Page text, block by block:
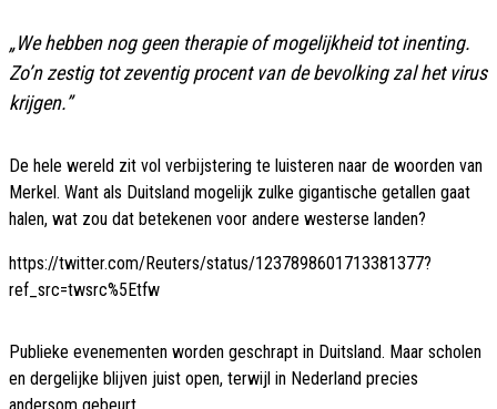
„We hebben nog geen therapie of mogelijkheid tot inenting.
Zo’n zestig tot zeventig procent van de bevolking zal het virus
krijgen.”
De hele wereld zit vol verbijstering te luisteren naar de woorden van
Merkel. Want als Duitsland mogelijk zulke gigantische getallen gaat
halen, wat zou dat betekenen voor andere westerse landen?
https://twitter.com/Reuters/status/1237898601713381377?
ref_src=twsrc%5Etfw
Publieke evenementen worden geschrapt in Duitsland. Maar scholen
en dergelijke blijven juist open, terwijl in Nederland precies